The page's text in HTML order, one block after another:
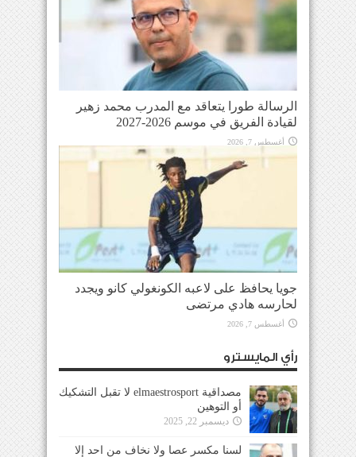
الرسالة طورا يتعاقد مع المدرب محمد زهير
لقيادة الفريق في موسم 2026-2027
أغسطس 7, 2026
جويا يحافظ على لاعبه الكونغولي كانو ويجدد
لحارسه هادي مرتضى
أغسطس 7, 2026
رأي المايسترو
مصداقية elmaestrosport لا تقبل التشكيك
أو التوهين
ديسمبر 22, 2025
لسنا مكسر عصا ولا نخاف من احد إلا